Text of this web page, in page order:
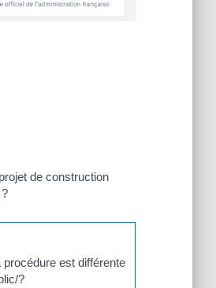
de construction
est différente
?